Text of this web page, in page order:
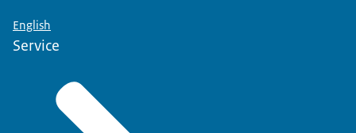
English
Service